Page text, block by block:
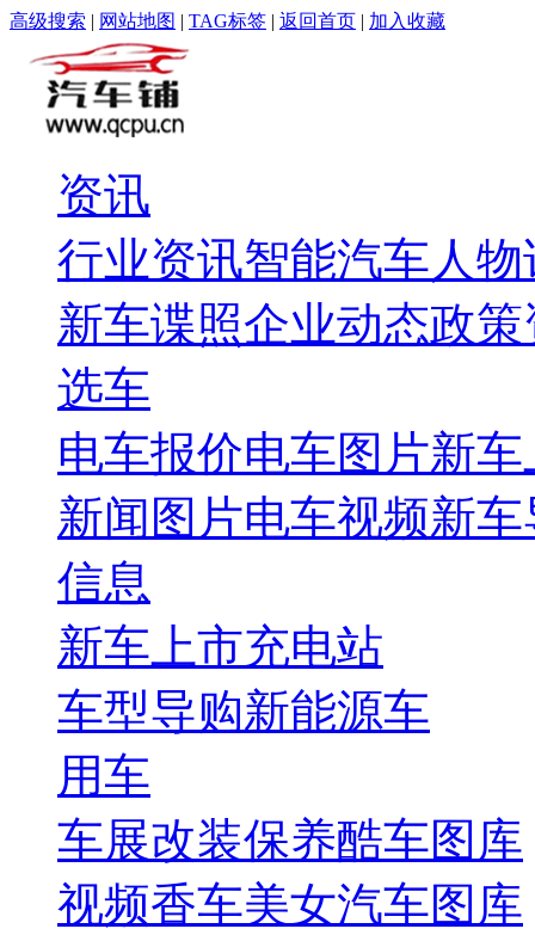
高级搜索 | 网站地图 | TAG标签 | 返回首页 | 加入收藏
资讯
行业资讯智能汽车人
新车谍照企业动态政
选车
电车报价电车图片新
新闻图片电车视频新
信息
新车上市充电站
车型导购新能源车
用车
车展改装保养酷车图库
视频香车美女汽车图库